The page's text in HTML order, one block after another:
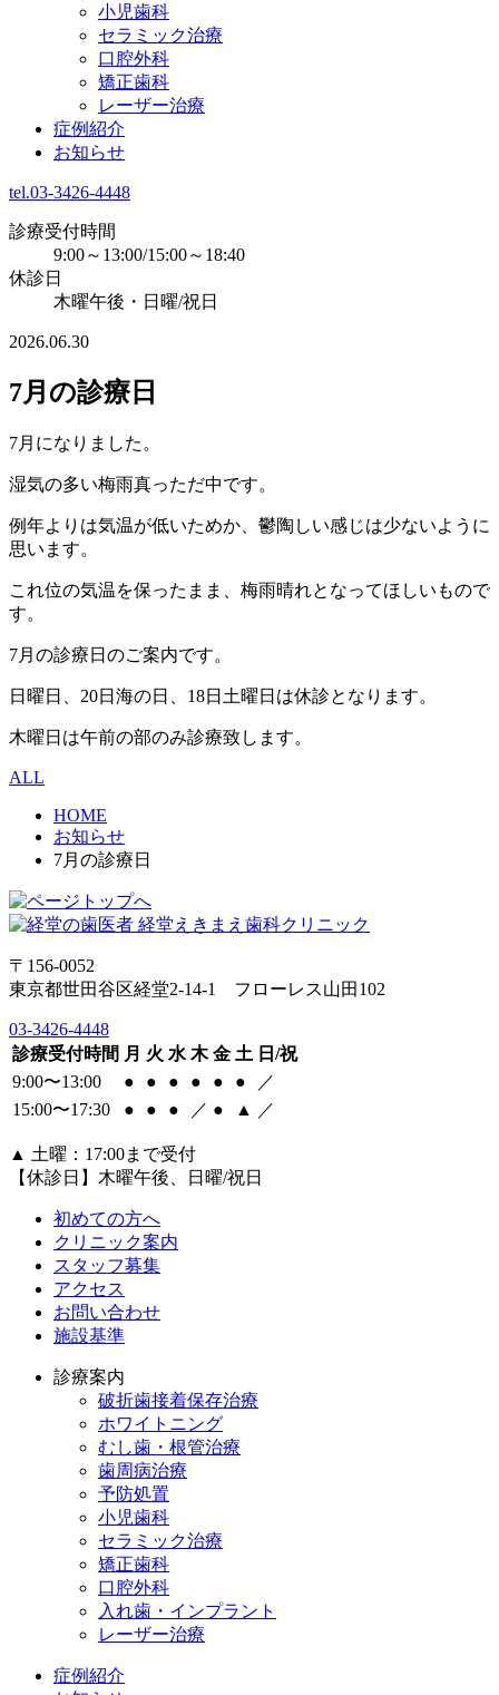
小児歯科
セラミック治療
口腔外科
矯正歯科
レーザー治療
症例紹介
お知らせ
tel.03-3426-4448
診療受付時間
9:00～13:00/15:00～18:40
休診日
木曜午後・日曜/祝日
2026.06.30
7月の診療日
7月になりました。
湿気の多い梅雨真っただ中です。
例年よりは気温が低いためか、鬱陶しい感じは少ないように
思います。
これ位の気温を保ったまま、梅雨晴れとなってほしいもので
す。
7月の診療日のご案内です。
日曜日、20日海の日、18日土曜日は休診となります。
木曜日は午前の部のみ診療致します。
ALL
HOME
お知らせ
7月の診療日
〒156-0052
東京都世田谷区経堂2-14-1 フローレス山田102
03-3426-4448
診療受付時間 月 火 水 木 金 土 日/祝
9:00〜13:00
● ● ● ● ● ●
／
15:00〜17:30
● ● ● ／ ● ▲ ／
▲ 土曜：17:00まで受付
【休診日】木曜午後、日曜/祝日
初めての方へ
クリニック案内
スタッフ募集
アクセス
お問い合わせ
施設基準
診療案内
破折歯接着保存治療
ホワイトニング
むし歯・根管治療
歯周病治療
予防処置
小児歯科
セラミック治療
矯正歯科
口腔外科
入れ歯・インプラント
レーザー治療
症例紹介